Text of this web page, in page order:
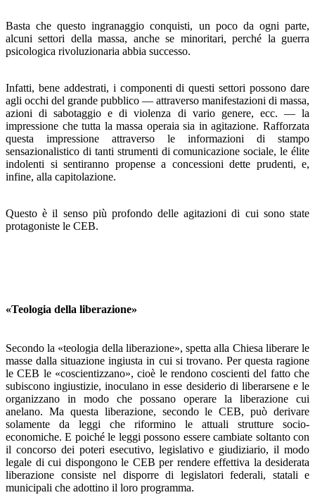
Basta che questo ingranaggio conquisti, un poco da ogni parte,
alcuni settori della massa, anche se minoritari, perché la guerra
psicologica rivoluzionaria abbia successo.
Infatti, bene addestrati, i componenti di questi settori pos­sono dare
agli occhi del grande pubblico — attraverso ma­nifestazioni di massa,
azioni di sabotaggio e di violenza di vario genere, ecc. — la
impressione che tutta la massa ope­raia sia in agitazione. Rafforzata
questa impressione attra­verso le informazioni di stampo
sensazionalistico di tanti strumenti di comunicazione sociale, le élite
indolenti si sen­tiranno propense a concessioni dette prudenti, e,
infine, alla capitolazione.
Questo è il senso più profondo delle agitazioni di cui sono state
protagoniste le CEB.
«Teologia della liberazione»
Secondo la «teologia della liberazione», spetta alla Chiesa liberare le
masse dalla situazione ingiusta in cui si trovano. Per questa ragione
le CEB le «coscientizzano», cioè le ren­dono coscienti del fatto che
subiscono ingiustizie, inoculano in esse desiderio di liberarsene e le
organizzano in modo che possano operare la liberazione cui
anelano. Ma questa libe­razione, secondo le CEB, può derivare
solamente da leggi che riformino le attuali strutture socio-
economiche. E poi­ché le leggi possono essere cambiate soltanto con
il concorso dei poteri esecutivo, legislativo e giudiziario, il modo
legale di cui dispongono le CEB per rendere effettiva la desiderata
liberazione consiste nel disporre di legislatori federali, sta­tali e
municipali che adottino il loro programma.